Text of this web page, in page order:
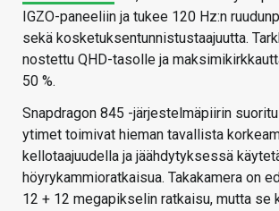
IGZO-paneeliin ja tukee 120 Hz:n
sekä kosketuksentunnistustaajuutta.
nostettu QHD-tasolle ja
50 %.
Snapdragon 845 -järjestelmäpiirin
ytimet toimivat hieman tavallista
kellotaajuudella ja jäähdytyksessä
höyrykammioratkaisua. Takakamera on
12 + 12 megapikselin ratkaisu, mutta se